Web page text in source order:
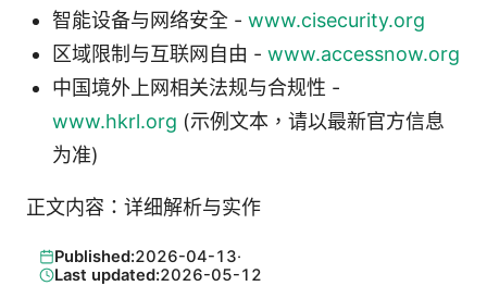
智能设备与网络安全 - www.cisecurity.org
区域限制与互联网自由 - www.accessnow.org
中国境外上网相关法规与合规性 -
www.hkrl.org (示例文本，请以最新官方信息
为准)
正文内容：详细解析与实作
Published:2026-04-13·
Last updated:2026-05-12